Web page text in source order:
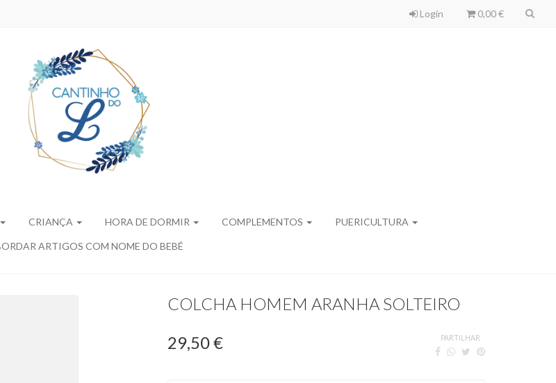
Login 0,00 €
CRIANÇA HORA DE DORMIR COMPLEMENTOS PUERICULTURA
ARTIGOS COM NOME DO BEBÉ
COLCHA HOMEM ARANHA SOLTEIRO
29,50 € PARTILHAR